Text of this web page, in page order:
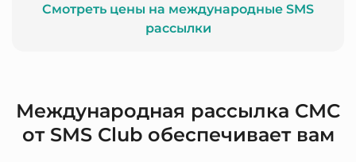
Смотреть цены на международные SMS
рассылки
Международная рассылка СМС
от SMS Club обеспечивает вам